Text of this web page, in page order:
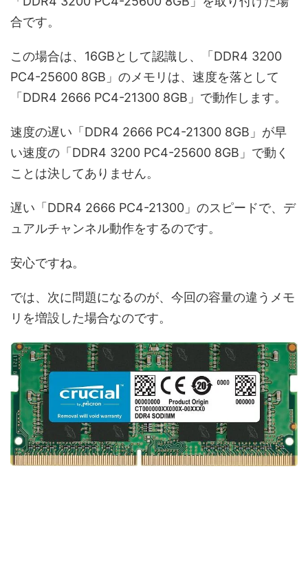
合です。
この場合は、16GBとして認識し、「DDR4 3200
PC4-25600 8GB」のメモリは、速度を落として
「DDR4 2666 PC4-21300 8GB」で動作します。
速度の遅い「DDR4 2666 PC4-21300 8GB」が早
い速度の「DDR4 3200 PC4-25600 8GB」で動く
ことは決してありません。
遅い「DDR4 2666 PC4-21300」のスピードで、デ
ュアルチャンネル動作をするのです。
安心ですね。
では、次に問題になるのが、今回の容量の違うメモ
リを増設した場合なのです。